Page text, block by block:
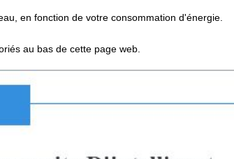
en fonction de votre consommation d'énergie.
au bas de cette page web.